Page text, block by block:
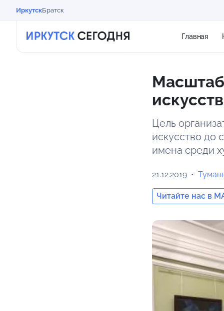
ИркутскБратск
Главная
Цель
искусство до
имена среди
21.12.2019
Читайте нас в